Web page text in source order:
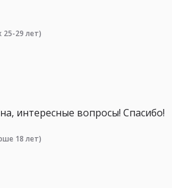
25-29 лет)
интересные вопросы! Спасибо!
18 лет)